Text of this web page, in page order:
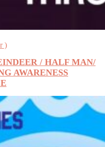
)
/ HALF MAN/
AWARENESS